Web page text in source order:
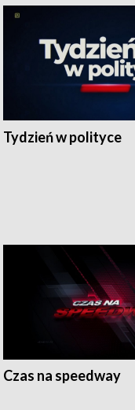
Tydzień w polityce
Czas na speedway